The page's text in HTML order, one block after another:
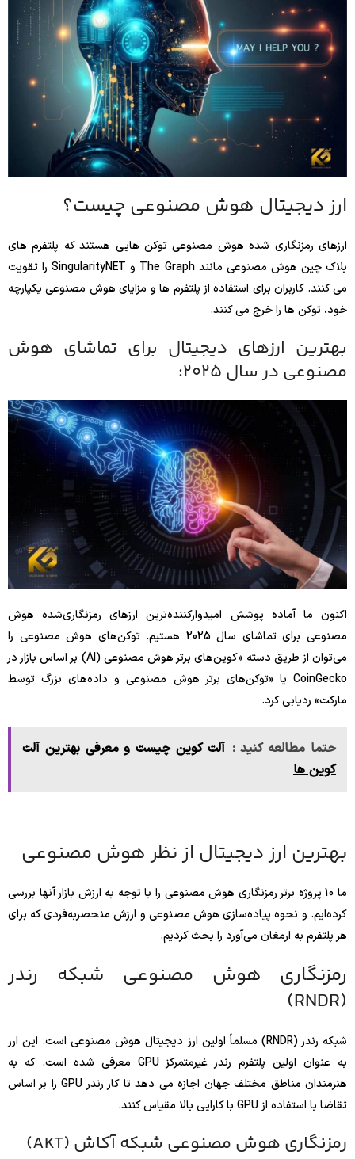
ارز دیجیتال هوش مصنوعی چیست؟
ارزهای رمزنگاری شده هوش مصنوعی توکن هایی هستند که پلتفرم های
بلاک چین هوش مصنوعی مانند The Graph و SingularityNET را تقویت
می کنند. کاربران برای استفاده از پلتفرم ها و مزایای هوش مصنوعی یکپارچه
خود، توکن ها را خرج می کنند.
بهترین ارزهای دیجیتال برای تماشای هوش
مصنوعی در سال 2025:
اکنون ما آماده پوشش امیدوارکننده‌ترین ارزهای رمزنگاری‌شده هوش
مصنوعی برای تماشای سال 2025 هستیم. توکن‌های هوش مصنوعی را
می‌توان از طریق دسته «کوین‌های برتر هوش مصنوعی (AI) بر اساس بازار در
CoinGecko یا «توکن‌های برتر هوش مصنوعی و داده‌های بزرگ توسط
مارکت» ردیابی کرد.
حتما مطالعه کنید : آلت کوین چیست و معرفی بهترین آلت
کوین ها
بهترین ارز دیجیتال از نظر هوش مصنوعی
ما 10 پروژه برتر رمزنگاری هوش مصنوعی را با توجه به ارزش بازار آنها بررسی
کرده‌ایم. و نحوه پیاده‌سازی هوش مصنوعی و ارزش منحصربه‌فردی که برای
هر پلتفرم به ارمغان می‌آورد را بحث کردیم.
رمزنگاری هوش مصنوعی شبکه رندر
(RNDR)
شبکه رندر (RNDR) مسلماً اولین ارز دیجیتال هوش مصنوعی است. این ارز
به عنوان اولین پلتفرم رندر غیرمتمرکز GPU معرفی شده است. که به
هنرمندان مناطق مختلف جهان اجازه می دهد تا کار رندر GPU را بر اساس
تقاضا با استفاده از GPU با کارایی بالا مقیاس کنند.
رمزنگاری هوش مصنوعی شبکه آکاش (AKT)